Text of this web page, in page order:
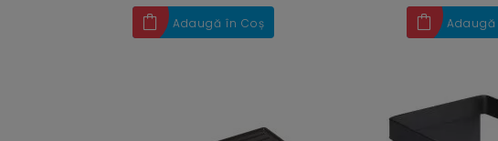
Adaugă în Coș